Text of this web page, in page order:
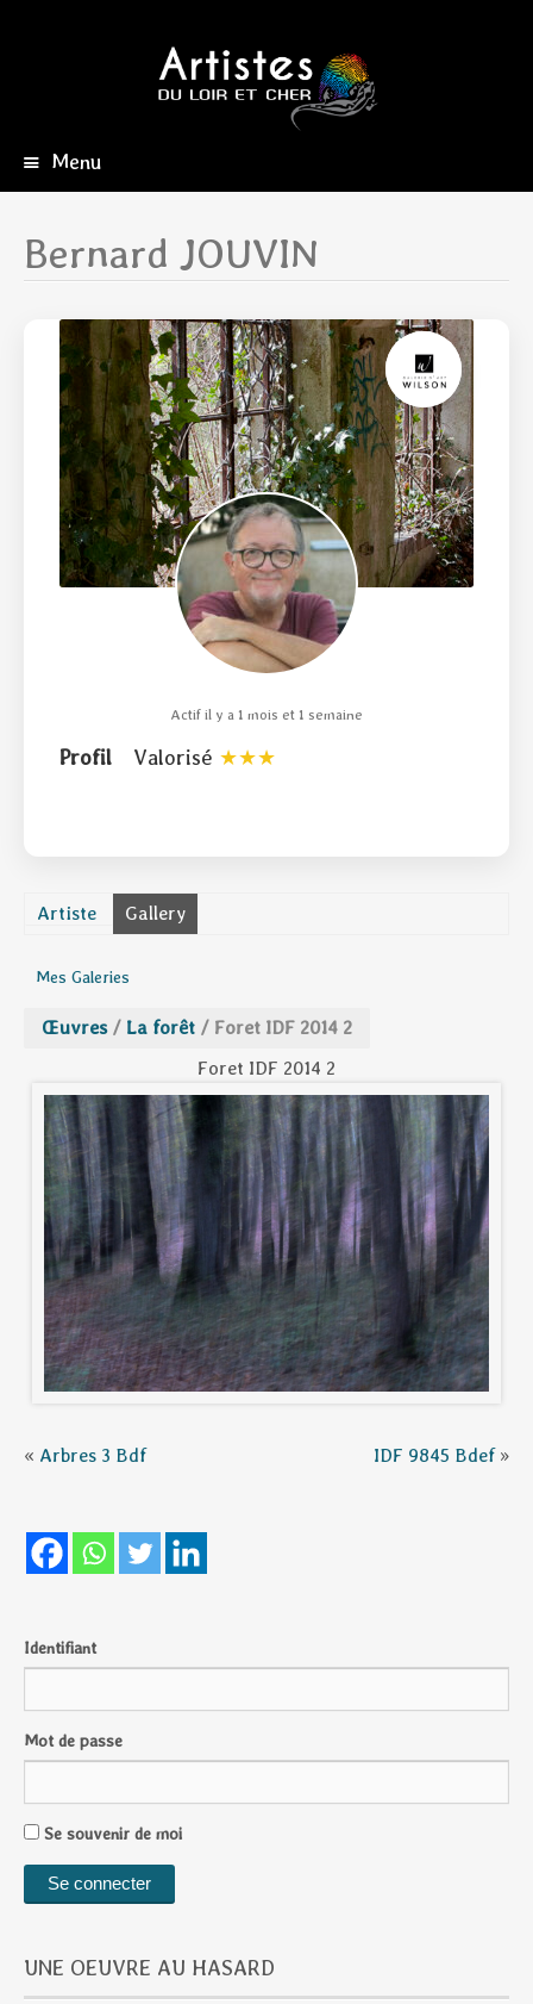
Menu
principal
Bernard JOUVIN
Actif il y a 1 mois et 1 semaine
Profil Valorisé
Artiste Gallery
Mes Galeries
Œuvres / La forêt / Foret IDF 2014 2
Foret IDF 2014 2
« Arbres 3 Bdf IDF 9845 Bdef»
Identifiant
Mot de passe
Se souvenir de moi
UNE OEUVRE AU HASARD